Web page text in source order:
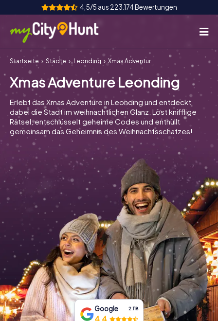
4,5/5 aus 223.174 Bewertungen
So funktioniert's
Städte
Touren
Teamevent
Tickets
INT CH
ES
UK
IT
Tickets buchen
Gutscheine bestellen
Startseite Städte Leonding Xmas Adventure Leonding
Xmas Adventure Leonding
Erlebt das Xmas Adventure in Leonding und entdeckt
dabei die Stadt im weihnachtlichen Glanz. Löst knifflige
Rätsel, entschlüsselt geheime Codes und enthüllt
gemeinsam das Geheimnis des Weihnachtsschatzes!
Google 2.118
4,4